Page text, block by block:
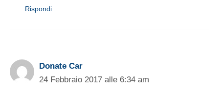
Rispondi
Donate Car
24 Febbraio 2017 alle 6:34 am